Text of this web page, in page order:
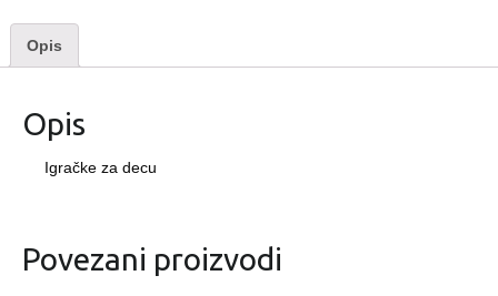
Opis
Opis
Igračke za decu
Povezani proizvodi